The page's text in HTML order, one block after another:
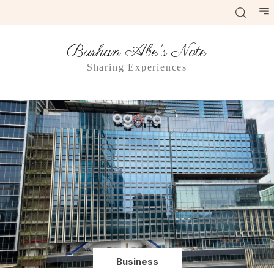
Burhan Abe's Note
Sharing Experiences
Business